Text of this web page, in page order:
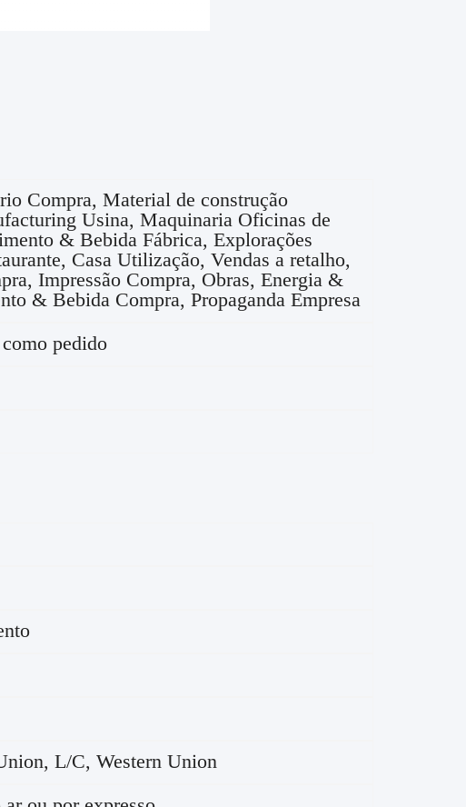
Compra, Material de construção
Usina, Maquinaria Oficinas de
& Bebida Fábrica, Explorações
Casa Utilização, Vendas a retalho,
Impressão Compra, Obras, Energia &
& Bebida Compra, Propaganda Empresa
pedido
L/C, Western Union